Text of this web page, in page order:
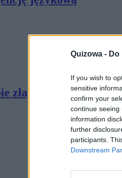
Quizowa -
If you wish to
sensitive
confirm your
continue seeing
information
further
participants.
Downstream
złapać?